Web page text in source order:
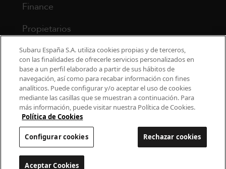
Finance
Propietarios
Contacto
Universo Subaru
900 440 044
cac.subaru@subaru.es
Aviso Legal
Política de Privacidad
Politica de cookies
Configurar cookies
Subaru España S.A. utiliza cookies propias y de terceros,
con las finalidades de ofrecerle servicios personalizados en
base a un perfil elaborado a partir de sus hábitos de
navegación, así como para recabar información con fines
analíticos. Puede configurar y/o aceptar el uso de cookies
mediante las casillas que se muestran a continuación. Para
más información, puede visitar nuestra Política de Cookies.
Política de Cookies
Configurar cookies Rechazar cookies
Aceptar Cookies